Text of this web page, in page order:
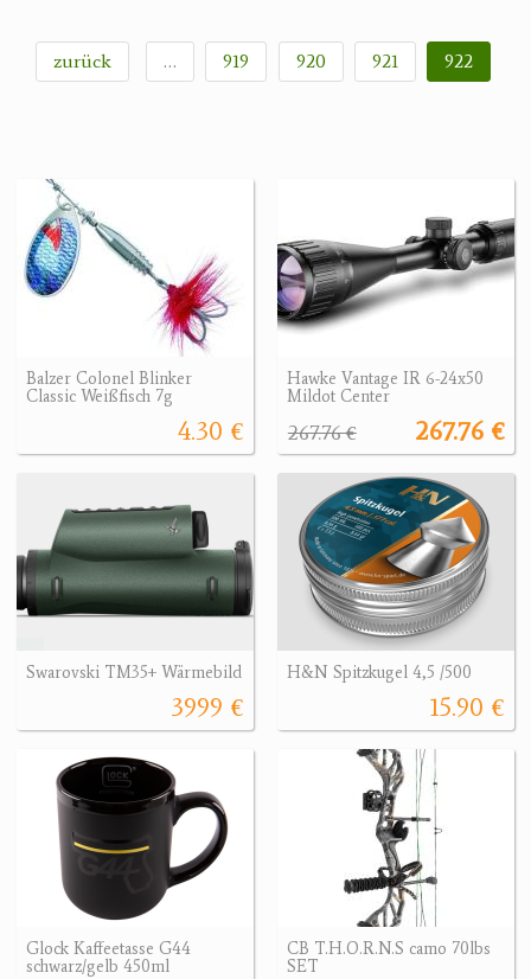
zurück … 919 920 921 922
Balzer Colonel Blinker
Classic Weißfisch 7g
4.30 €
Hawke Vantage IR 6-24x50
Mildot Center
267.76 €
267.76 €
Swarovski TM35+ Wärmebild
3999 €
H&N Spitzkugel 4,5 /500
15.90 €
Glock Kaffeetasse G44
schwarz/gelb 450ml
CB T.H.O.R.N.S camo 70lbs
SET